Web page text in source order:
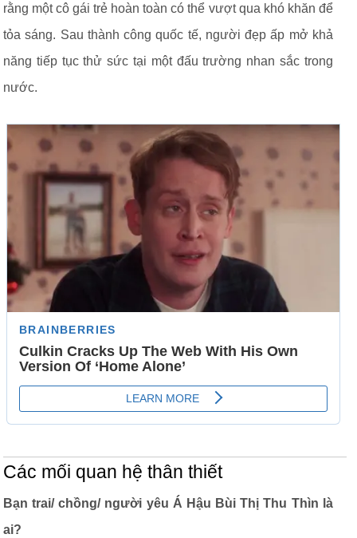
rằng một cô gái trẻ hoàn toàn có thể vượt qua khó khăn để
tỏa sáng. Sau thành công quốc tế, người đẹp ấp mở khả
năng tiếp tục thử sức tại một đấu trường nhan sắc trong
nước.
Các mối quan hệ thân thiết
Bạn trai/ chồng/ người yêu Á Hậu Bùi Thị Thu Thìn là
ai?